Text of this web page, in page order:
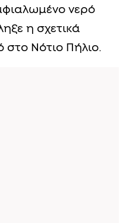
νερό
η σχετικά
στο Νότιο Πήλιο.